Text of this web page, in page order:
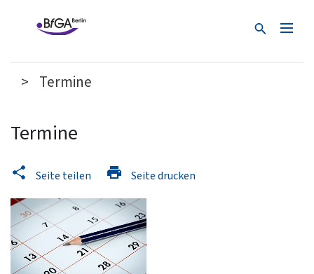
Suche
Termine
Termine
Seite teilen Seite drucken